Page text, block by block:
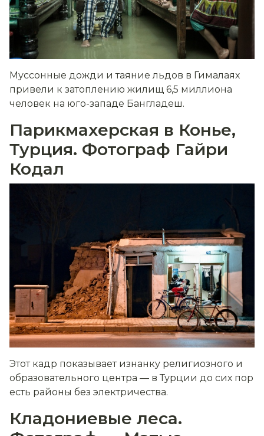
Муссонные дожди и таяние льдов в Гималаях
привели к затоплению жилищ 6,5 миллиона
человек на юго-западе Бангладеш.
Парикмахерская в Конье,
Турция. Фотограф Гайри
Кодал
Этот кадр показывает изнанку религиозного и
образовательного центра — в Турции до сих пор
есть районы без электричества.
Кладониевые леса.